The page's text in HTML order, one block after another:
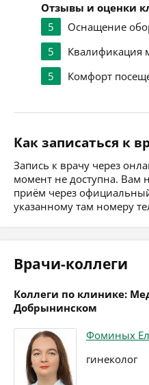
Отзывы и оценки
5
Оснащение
5
Квалификация
5
Комфорт
Как записаться к
Запись к врачу через
момент не доступна. Вам
приём через
указанному там номеру
Врачи-коллеги
Коллеги по клинике:
Добрынинском
Фоминых
гинеколог